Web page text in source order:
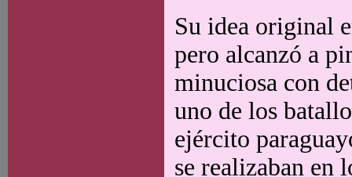
Su idea original
pero alcanzó a
minuciosa con
uno de los
ejército
se realizaban en